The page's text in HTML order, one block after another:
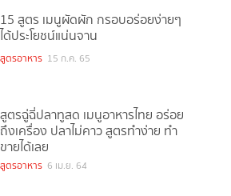
15 สูตร เมนูผัดผัก กรอบอร่อยง่ายๆ
ได้ประโยชน์แน่นจาน
สูตรอาหาร 15 ก.ค. 65
สูตรฉู่ฉี่ปลาทูสด เมนูอาหารไทย อร่อย
ถึงเครื่อง ปลาไม่คาว สูตรทำง่าย ทำ
ขายได้เลย
สูตรอาหาร 6 เม.ย. 64